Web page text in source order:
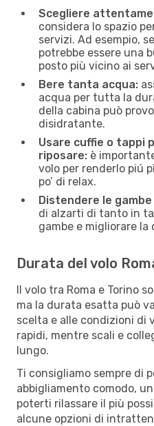
Scegliere
considera lo spazio
servizi. Ad esempio,
potrebbe essere una
posto più vicino ai
Bere tanta acqua:
acqua per tutta la
della cabina può
disidratante.
Usare cuffie o tappi
riposare: è
volo per renderlo piú
po’ di relax.
Distendere le
di alzarti di tanto in
gambe e migliorare
Durata del volo
Il volo tra Roma e Torino
ma la durata esatta può
scelta e alle condizioni di
rapidi, mentre scali e
lungo.
Ti consigliamo sempre di
abbigliamento comodo,
poterti rilassare il più
alcune opzioni di